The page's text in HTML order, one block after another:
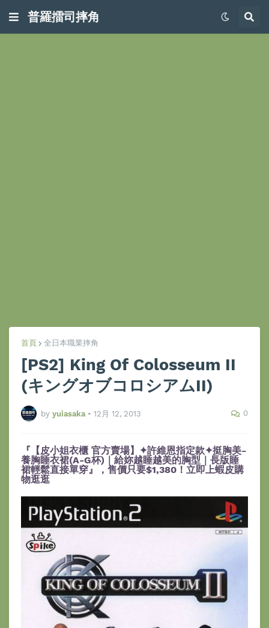
普羅擂司摔角
首頁 全日本職業摔角
[PS2] King Of Colosseum II
(キングオブコロシアムII)
by yuiasaka • 12月 12, 2013 0
『【皮小姐衣櫃 官方賣場】✦許維恩指定款✦挺胸美-
養胸睡衣裙(A-G杯)｜給妳越睡越美的胸型｜長版睡
裙輕鬆直接單穿』，售價只要$1,380！立即上蝦皮購
物逛逛